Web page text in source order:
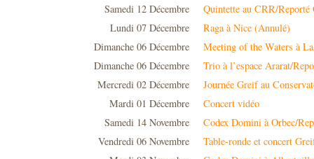
Samedi 12 Décembre
Quintette au CRR/Reporté
Lundi 07 Décembre
Raga à Nice (Annulé)
Dimanche 06 Décembre
Meeting of the Waters à
Dimanche 06 Décembre
Trio à l’espace Ararat/
Mercredi 02 Décembre
Journée Greif au
Mardi 01 Décembre
Concert vidéo
Samedi 14 Novembre
Codex Domini à Orbec/
Vendredi 06 Novembre
Table-ronde et concert